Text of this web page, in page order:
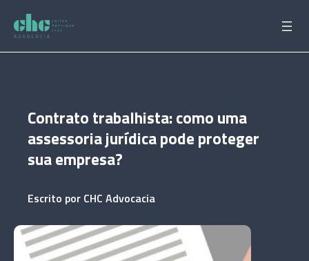
para
conteúdo
Contrato trabalhista: como uma
assessoria jurídica pode proteger
sua empresa?
Escrito por CHC Advocacia